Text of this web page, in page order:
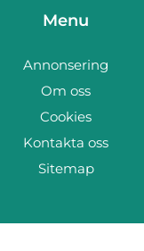
Menu
Annonsering
Om oss
Cookies
Kontakta oss
Sitemap